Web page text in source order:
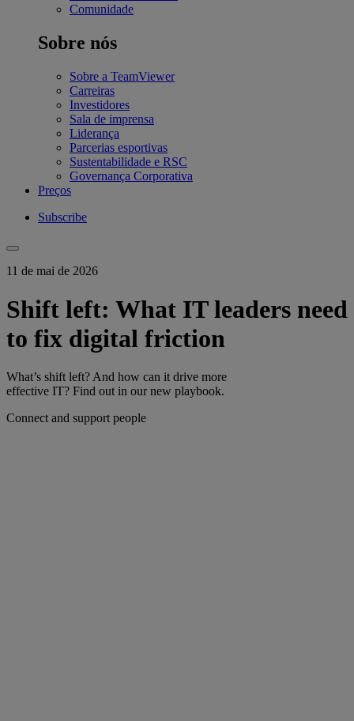
Comunidade
Sobre nós
Sobre a TeamViewer
Carreiras
Investidores
Sala de imprensa
Liderança
Parcerias esportivas
Sustentabilidade e RSC
Governança Corporativa
Preços
Subscribe
11 de mai de 2026
Shift left: What IT leaders need
to fix digital friction
What’s shift left? And how can it drive more
effective IT? Find out in our new playbook.
Connect and support people